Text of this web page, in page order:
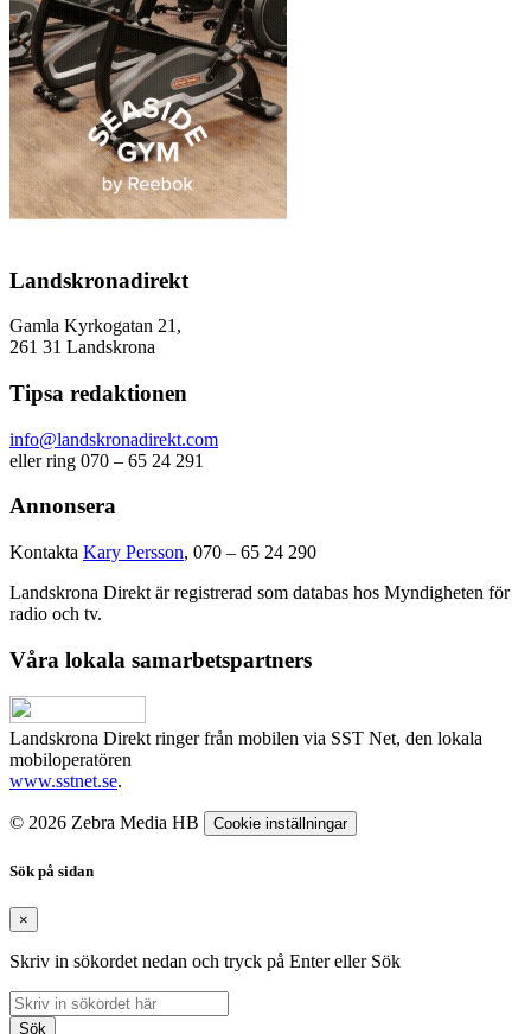
Landskronadirekt
Gamla Kyrkogatan 21,
261 31 Landskrona
Tipsa redaktionen
info@landskronadirekt.com
eller ring 070 – 65 24 291
Annonsera
Kontakta Kary Persson, 070 – 65 24 290
Landskrona Direkt är registrerad som databas hos Myndigheten för
radio och tv.
Våra lokala samarbetspartners
Landskrona Direkt ringer från mobilen via SST Net, den lokala
mobiloperatören
www.sstnet.se.
© 2026 Zebra Media HB Cookie inställningar
Sök på sidan
×
Skriv in sökordet nedan och tryck på Enter eller Sök
Sök